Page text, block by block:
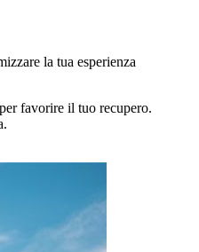
la tua esperienza
favorire il tuo recupero.